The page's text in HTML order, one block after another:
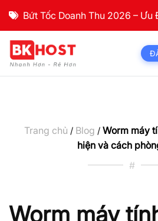
Bứt Tốc Doanh Thu 2026 –
Trang chủ / Blog / Worm máy
hiện và cách
#
Worm máy